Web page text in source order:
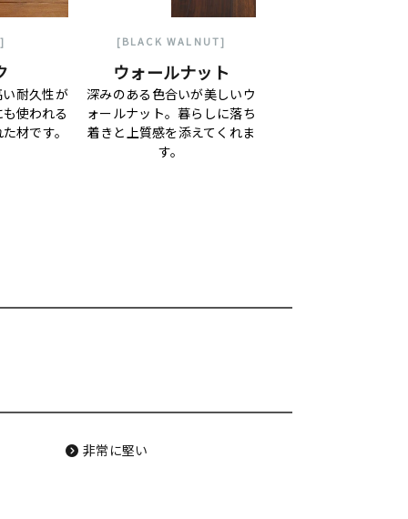
耐久性が
使われる
材です。
[BLACK WALNUT]
ウォールナット
深みのある色合いが美しいウ
ォールナット。暮らしに落ち
着きと上質感を添えてくれま
す。
非常に堅い